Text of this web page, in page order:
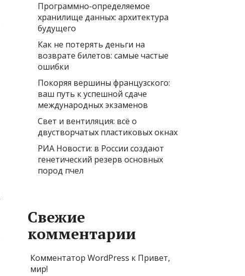
Программно-определяемое
хранилище данных: архитектура
будущего
Как не потерять деньги на
возврате билетов: самые частые
ошибки
Покоряя вершины французского:
ваш путь к успешной сдаче
международных экзаменов
Свет и вентиляция: всё о
двустворчатых пластиковых окнах
РИА Новости: в России создают
генетический резерв основных
пород пчел
Свежие
комментарии
Комментатор WordPress к Привет,
мир!